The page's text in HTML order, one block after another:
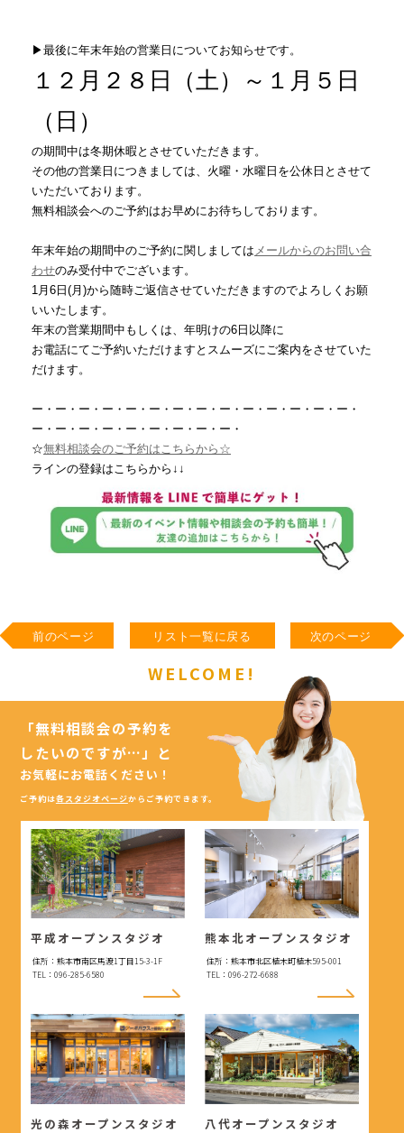
▶最後に年末年始の営業日についてお知らせです。
１２月２８日（土）～１月５日
（日）
の期間中は冬期休暇とさせていただきます。
その他の営業日につきましては、火曜・水曜日を公休日とさせて
いただいております。
無料相談会へのご予約はお早めにお待ちしております。
年末年始の期間中のご予約に関しましては メールからのお問い合
わせのみ受付中でございます。
1月6日(月)から随時ご返信させていただきますのでよろしくお願
いいたします。
年末の営業期間中もしくは、年明けの6日以降に
お電話にてご予約いただけますとスムーズにご案内をさせていた
だけます。
ー・ー・ー・ー・ー・ー・ー・ー・ー・ー・ー・ー・ー・ー・
ー・ー・ー・ー・ー・ー・ー・ー・ー・
☆無料相談会のご予約はこちらから☆
ラインの登録はこちらから↓↓
前のページ リスト一覧に戻る 次のページ
WELCOME!
「無料相談会の予約を
したいのですが…」
と
お気軽にお電話ください！
ご予約は各スタジオページからご予約できます。
平成オープンスタジオ
住所：熊本市南区馬渡1丁目15-3-1F
TEL：096-285-6580
熊本北オープンスタジオ
住所：熊本市北区植木町植木595-001
TEL：096-272-6688
光の森オープンスタジオ 八代オープンスタジオ